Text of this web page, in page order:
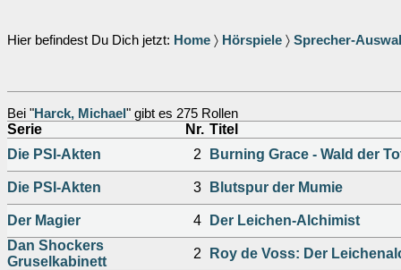
Hier befindest Du Dich jetzt: Home 〉 Hörspiele 〉 Sprecher-
Bei "Harck, Michael " gibt es 275 Rollen
Serie Nr. Titel
Die PSI-Akten
2 Burning Grace - Wald der
Die PSI-Akten 3 Blutspur der Mumie
Der Magier 4
Der Leichen-Alchimist
Dan Shockers
Gruselkabinett
2 Roy de Voss: Der